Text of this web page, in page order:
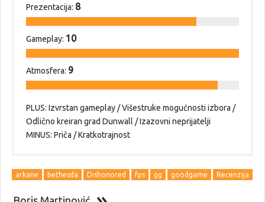
Prezentacija: 8
Gameplay: 10
Atmosfera: 9
PLUS: Izvrstan gameplay / Višestruke mogućnosti izbora /
Odlično kreiran grad Dunwall / Izazovni neprijatelji
MINUS: Priča / Kratkotrajnost
arkane bethesda Dishonored fps gg goodgame Recenzija